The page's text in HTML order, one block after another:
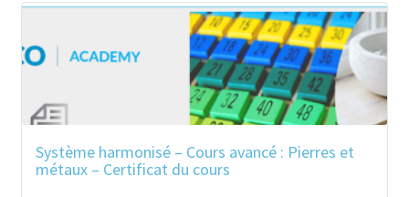
Système harmonisé – Cours avancé : Pierres et
métaux – Certificat du cours